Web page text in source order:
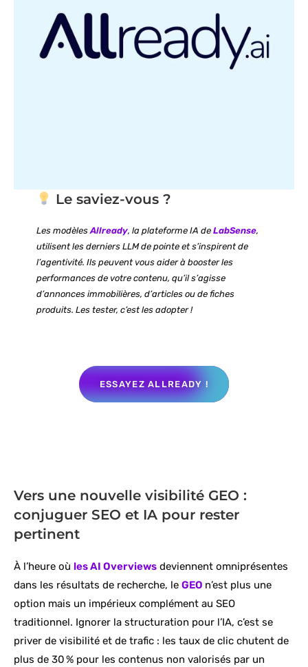
Le saviez-vous ?
Les modèlesAllready, la plateforme IA de LabSense,
utilisent les derniers LLM de pointe et s’inspirent de
l’agentivité. Ils peuvent vous aider à booster les
performances de votre contenu, qu’il s’agisse
d’annonces immobilières, d’articles ou de fiches
produits. Les tester, c’est les adopter !
ESSAYEZ ALLREADY !
Vers une nouvelle visibilité GEO :
conjuguer SEO et IA pour rester
pertinent
À l’heure où les AI Overviews deviennent omniprésentes
dans les résultats de recherche, le GEO n’est plus une
option mais un impérieux complément au SEO
traditionnel. Ignorer la structuration pour l’IA, c’est se
priver de visibilité et de trafic : les taux de clic chutent de
plus de 30 % pour les contenus non valorisés par un